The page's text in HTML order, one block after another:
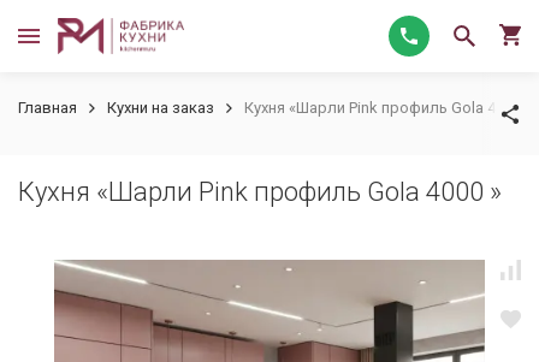
Главная Кухни на заказ Кухня «Шарли Pink профиль Gola 4000 »
Кухня «Шарли Pink профиль Gola 4000 »